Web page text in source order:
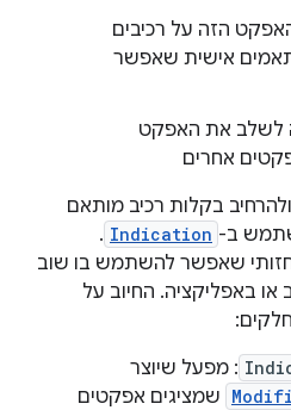
הזה על רכיבים
אישית שאפשר
לשלב את האפקט
אחרים
בקלות רכיב מותאם
ב- Indication
.
שאפשר להשתמש בו שוב
או באפליקציה. החיוב על
: מפעל שיוצר
שמציגים אפקטים